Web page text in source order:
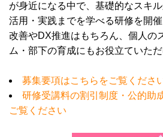
が身近になる中で、基礎的なスキ
活用・実践までを学べる研修を開
改善やDX推進はもちろん、個人の
ム・部下の育成にもお役立ていただ
募集要項はこちらをご覧くださ
研修受講料の割引制度・公的助
ご覧ください